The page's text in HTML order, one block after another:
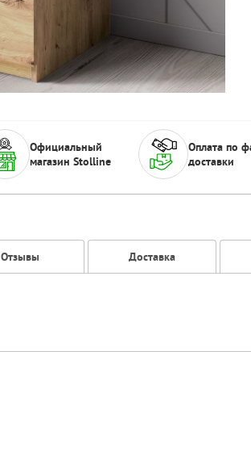
Официальный
магазин Stolline
Оплата по
доставки
Отзывы Доставка